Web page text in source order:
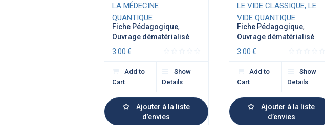
LA MÉDECINE
QUANTIQUE
Fiche Pédagogique,
Ouvrage dématérialisé
3.00 €
Add to
Cart
Show
Details
Ajouter à la liste
d’envies
LE VIDE CLASSIQUE, LE
VIDE QUANTIQUE
Fiche Pédagogique,
Ouvrage dématérialisé
3.00€
Add to
Cart
Show
Details
Ajouter à la liste
d’envies